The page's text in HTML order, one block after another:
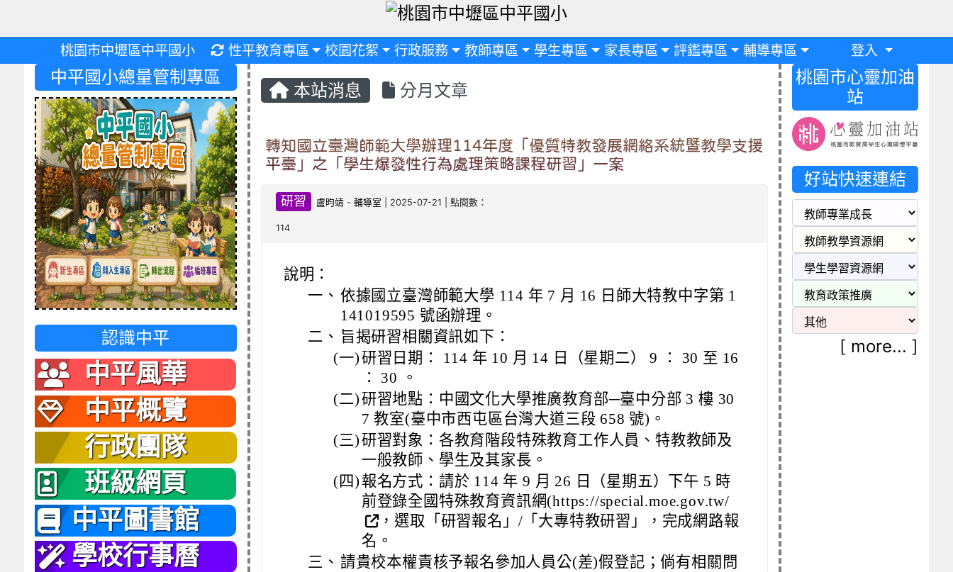
桃園市中壢區中平國小 重新取得佈景設定
性平教育專區 校園花絮 行政服務 教師專區 學生專區 家長專區 評鑑專區 輔導專區 登入
本站消息 分月文章
轉知國立臺灣師範大學辦理114年度「優質特教發展網絡系統暨教學支援
平臺」之「學生爆發性行為處理策略課程研習」一案
研習 盧昀靖 -輔導室 | 2025-07-21 | 點閱數：
114
說明：
一、 依據國立臺灣師範大學 114 年 7 月 16 日師大特教中字第 1
141019595 號函辦理。
二、 旨揭研習相關資訊如下：
(一)研習日期： 114 年 10 月 14 日（星期二） 9 ： 30 至 16
： 30 。
(二)研習地點：中國文化大學推廣教育部─臺中分部 3 樓 30
7 教室(臺中市西屯區台灣大道三段 658 號)。
(三)研習對象：各教育階段特殊教育工作人員、特教教師及
一般教師、學生及其家長。
(四) 報名方式：請於 114 年 9 月 26 日（星期五）下午 5 時
前登錄全國特殊教育資訊網(https://special.moe.gov.tw/
，選取「研習報名」/「大專特教研習」，完成網路報
名。
三、 請貴校本權責核予報名參加人員公(差)假登記；倘有相關問
中平國小總量管制專區
認識中平
中平風華
中平概覽
行政團隊
班級網頁
中平圖書館
學校行事曆
桃園市心靈加油
站
好站快速連結
[ more... ]